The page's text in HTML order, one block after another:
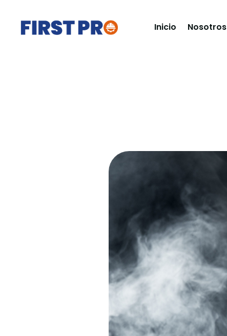
Inicio Nosotros